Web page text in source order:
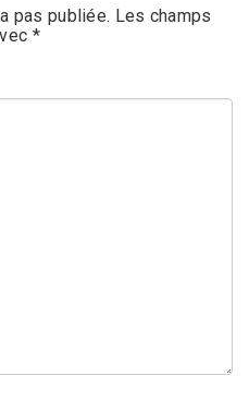
pas publiée. Les champs
*